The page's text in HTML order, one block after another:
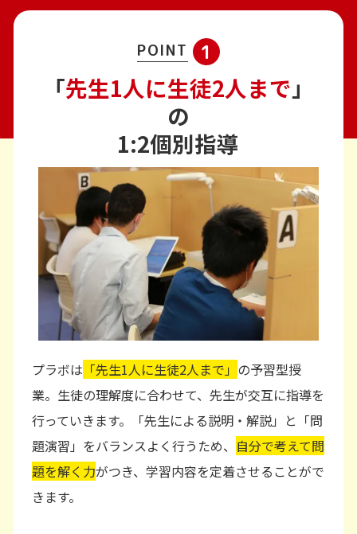
POINT 1
「先生1人に生徒2人まで」
の
1:2個別指導
プラボは 「先生1人に生徒2人まで」 の予習型授
業。生徒の理解度に合わせて、先生が交互に指導を
行っていきます。「先生による説明・解説」と「問
題演習」をバランスよく行うため、 自分で考えて問
題を解く力がつき、学習内容を定着させることがで
きます。